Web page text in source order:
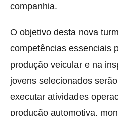
companhia.
O objetivo desta nova
competências essenciais
produção veicular e na
jovens selecionados
executar atividades
produção automotiva,